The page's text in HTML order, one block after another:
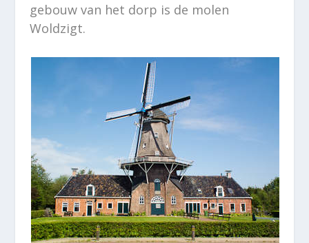
gebouw van het dorp is de molen
Woldzigt.